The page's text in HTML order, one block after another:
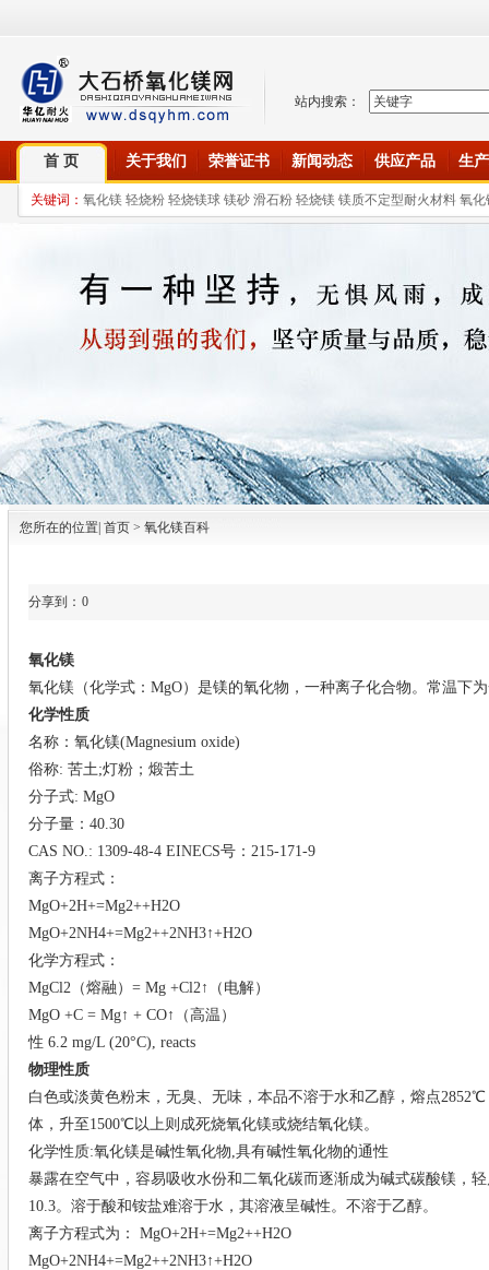
站内搜索：
首 页 关于我们 荣誉证书 新闻动态 供应产品 生
关键词： 氧化镁 轻烧粉 轻烧镁球 镁砂 滑石粉 轻烧镁 镁质不定型耐火材料 氧
您所在的位置| 首页 > 氧化镁百科
分享到： 0
氧化镁
氧化镁（化学式：MgO）是镁的氧化物，一种离子化合物。常温下
化学性质
名称：氧化镁(Magnesium oxide)
俗称: 苦土;灯粉；煅苦土
分子式: MgO
分子量：40.30
CAS NO.: 1309-48-4 EINECS号：215-171-9
离子方程式：
MgO+2H+=Mg2++H2O
MgO+2NH4+=Mg2++2NH3↑+H2O
化学方程式：
MgCl2（熔融）= Mg +Cl2↑（电解）
MgO +C = Mg↑ + CO↑（高温）
性 6.2 mg/L (20°C), reacts
物理性质
白色或淡黄色粉末，无臭、无味，本品不溶于水和乙醇，熔点
体，升至1500℃以上则成死烧氧化镁或烧结氧化镁。
化学性质:氧化镁是碱性氧化物,具有碱性氧化物的通性
暴露在空气中，容易吸收水份和二氧化碳而逐渐成为碱式碳酸镁，
10.3。溶于酸和铵盐难溶于水，其溶液呈碱性。不溶于乙醇。
离子方程式为： MgO+2H+=Mg2++H2O
MgO+2NH4+=Mg2++2NH3↑+H2O